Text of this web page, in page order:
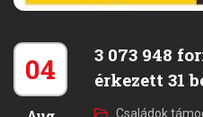
04
3 073 948
érkezett 31
Családok